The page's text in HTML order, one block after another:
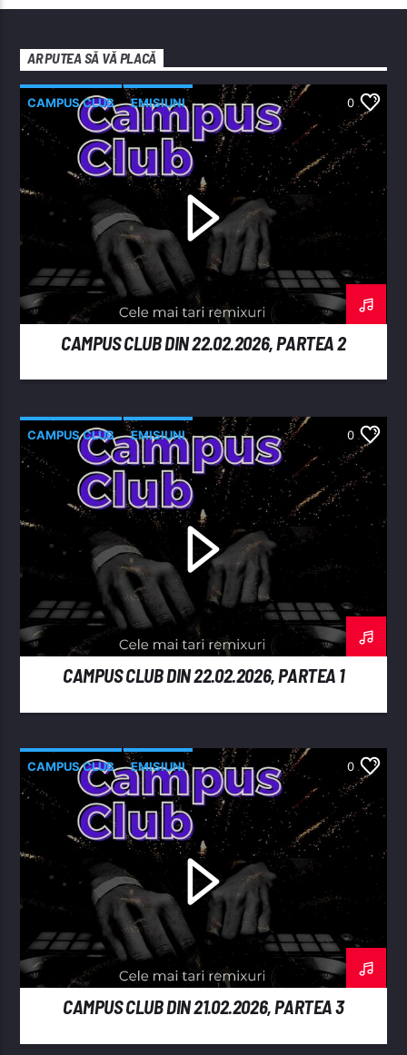
AR PUTEA SĂ VĂ PLACĂ
CAMPUS CLUB EMISIUNI 0
CAMPUS CLUB DIN 22.02.2026, PARTEA 2
CAMPUS CLUB EMISIUNI 0
CAMPUS CLUB DIN 22.02.2026, PARTEA 1
CAMPUS CLUB EMISIUNI 0
CAMPUS CLUB DIN 21.02.2026, PARTEA 3